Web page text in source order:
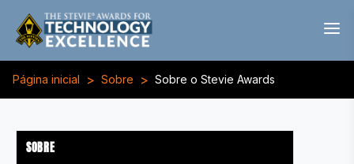
Página inicial > Sobre > Sobre o Stevie Awards
SOBRE